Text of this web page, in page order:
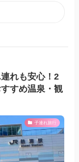
れも安心！2
すめ温泉・観
子連れ旅行